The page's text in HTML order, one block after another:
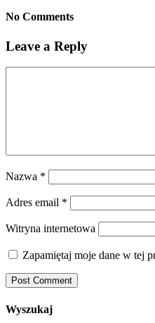
No Comments
Leave a Reply
Nazwa *
Adres email *
Witryna internetowa
Zapamiętaj moje dane w tej
Wyszukaj